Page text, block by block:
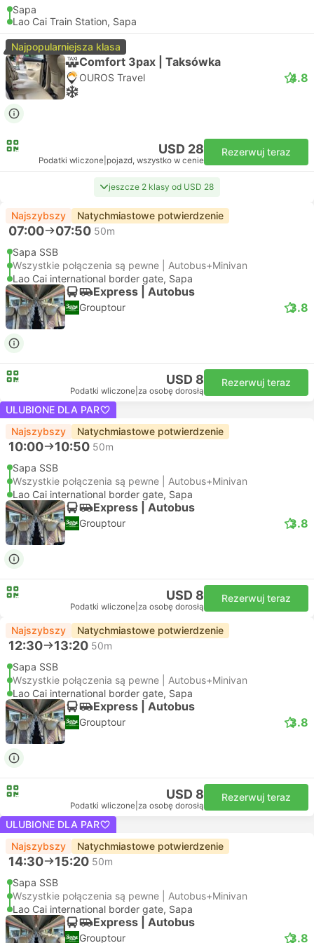
Sapa
Lao Cai Train Station, Sapa
Najpopularniejsza klasa
Comfort 3pax | Taksówka
OUROS Travel 4.8
USD 28
Podatki wliczone pojazd, wszystko w cenie
Rezerwuj teraz
jeszcze 2 klasy od USD 28
Najszybszy Natychmiastowe potwierdzenie
07:00 07:50 50m
Sapa SSB
Wszystkie połączenia są pewne | Autobus+Minivan
Lao Cai international border gate, Sapa
Express | Autobus
Grouptour 3.8
USD 8
Podatki wliczone za osobę dorosłą
Rezerwuj teraz
ULUBIONE DLA PAR
Najszybszy
Natychmiastowe potwierdzenie
10:00 10:50 50m
Sapa SSB
Wszystkie połączenia są pewne | Autobus+Minivan
Lao Cai international border gate, Sapa
Express | Autobus
Grouptour 3.8
USD 8
Podatki wliczone za osobę dorosłą
Rezerwuj teraz
Najszybszy Natychmiastowe potwierdzenie
12:30 13:20 50m
Sapa SSB
Wszystkie połączenia są pewne | Autobus+Minivan
Lao Cai international border gate, Sapa
Express | Autobus
Grouptour 3.8
USD 8
Podatki wliczone za osobę dorosłą
Rezerwuj teraz
ULUBIONE DLA PAR
Najszybszy
Natychmiastowe potwierdzenie
14:30 15:20 50m
Sapa SSB
Wszystkie połączenia są pewne | Autobus+Minivan
Lao Cai international border gate, Sapa
Express | Autobus
Grouptour 3.8